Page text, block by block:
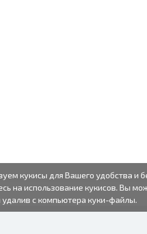
кукисы для Вашего удобства и
на использование кукисов. Вы
удалив с компьютера куки-файлы.